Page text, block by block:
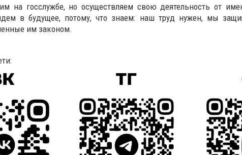
на госслужбе, но осуществляем свою деятельность от
в будущее, потому, что знаем: наш труд нужен, мы
им законом.